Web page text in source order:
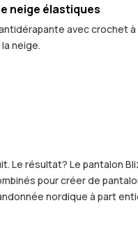
neige élastiques
avec crochet
neige.
résultat? Le pantalon
pour créer de
nordique à part